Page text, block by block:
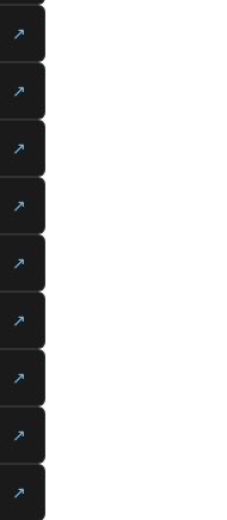
↗
↗
↗
↗
↗
↗
↗
↗
↗